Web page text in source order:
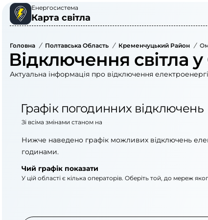
Енергосистема
Карта світла
Головна / Полтавська Область / Кременчуцький Район /
Відключення світла
Актуальна інформація про відключення
Графік погодинних відключень
Зі всіма змінами станом на
Нижче наведено графік можливих відключень
годинами.
Чий графік показати
У цій області є кілька операторів. Оберіть той, до мереж